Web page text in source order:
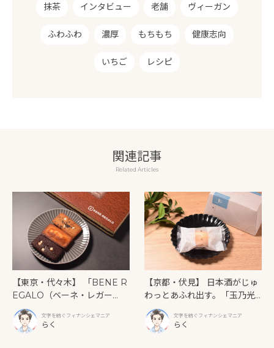
抹茶 インタビュー 老舗 ヴィーガン
ふわふわ 濃厚 もちもち 健康志向
いちご レシピ
関連記事
Related Articles
【東京・代々木】 「BENE R
EGALO（ベーネ・レガー
ロ）」ティラミス専門店の濃
厚な再現度からキレのある苦
味まで、個性が際立つ3つのフ
文字を紡ぐフィナンシェマニア
らく
【京都・伏見】 日本酒がじゅ
わっとあふれ出す。「玉乃光
酒造」が放つ、大人のための
発酵フィナンシェ
文字を紡ぐフィナンシェマニア
らく